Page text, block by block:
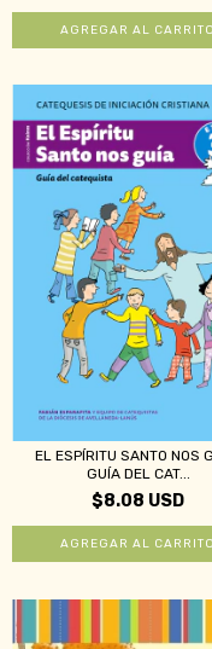
EL ESPÍRITU SANTO NOS
GUÍA DEL CAT...
$8.08 USD